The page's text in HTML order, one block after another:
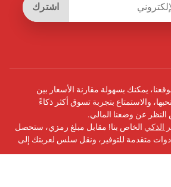
اشترك
يمكنك بسهولة مقارنة الأسعار بين
والاستمتاع بتجربة تسوق أكثر ذكاءً
النظر عن وضعنا المالي.
الذكي الخاص بنا! مقابل مبلغ رمزي، ستحصل
متقدمة للتوفير، ونقل سلس لعربتك إلى